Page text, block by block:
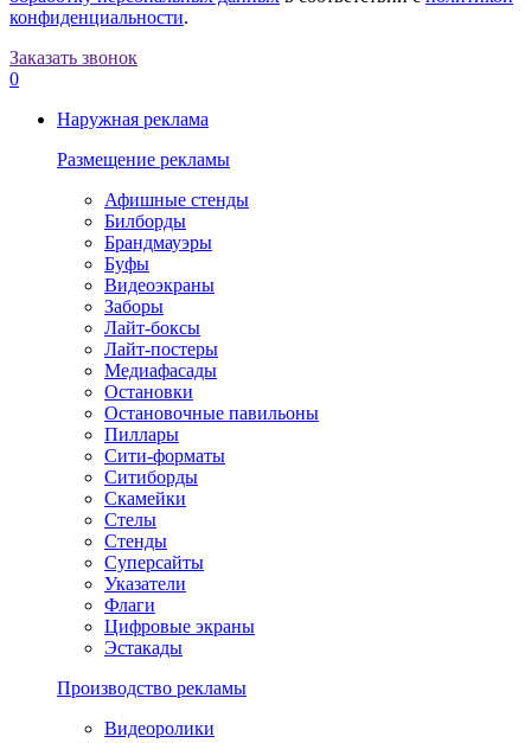
конфиденциальности.
Заказать звонок
0
Наружная реклама
Размещение рекламы
Афишные стенды
Билборды
Брандмауэры
Буфы
Видеоэкраны
Заборы
Лайт-боксы
Лайт-постеры
Медиафасады
Остановки
Остановочные павильоны
Пиллары
Сити-форматы
Ситиборды
Скамейки
Стелы
Стенды
Суперсайты
Указатели
Флаги
Цифровые экраны
Эстакады
Производство рекламы
Видеоролики